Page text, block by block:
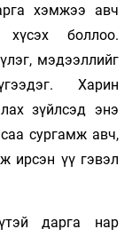
хэмжээ авч
боллоо.
мэдээллийг
Харин
зүйлсэд энэ
сургамж авч,
ирсэн үү гэвэл
дарга нар